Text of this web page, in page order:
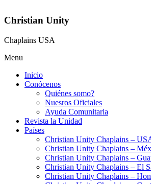
Christian Unity
Chaplains USA
Menu
Inicio
Conócenos
Quiénes somo?
Nuesros Oficiales
Ayuda Comunitaria
Revista la Unidad
Países
Christian Unity Chaplains –
Christian Unity Chaplains –
Christian Unity Chaplains –
Christian Unity Chaplains – El
Christian Unity Chaplains –